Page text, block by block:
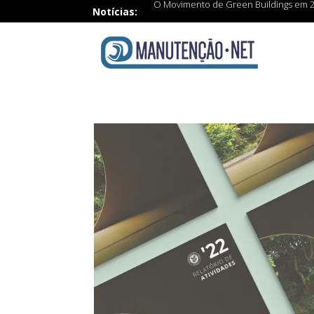
Notícias:
O Movimento de Green Buildings em